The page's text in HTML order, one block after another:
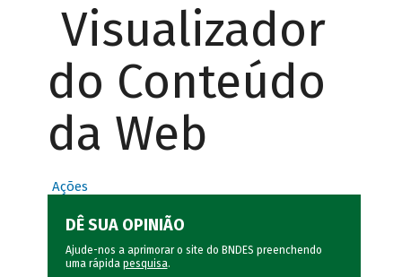
Visualizador
do Conteúdo
da Web
Ações
DÊ SUA OPINIÃO
Ajude-nos a aprimorar o site do BNDES preenchendo
uma rápida pesquisa.